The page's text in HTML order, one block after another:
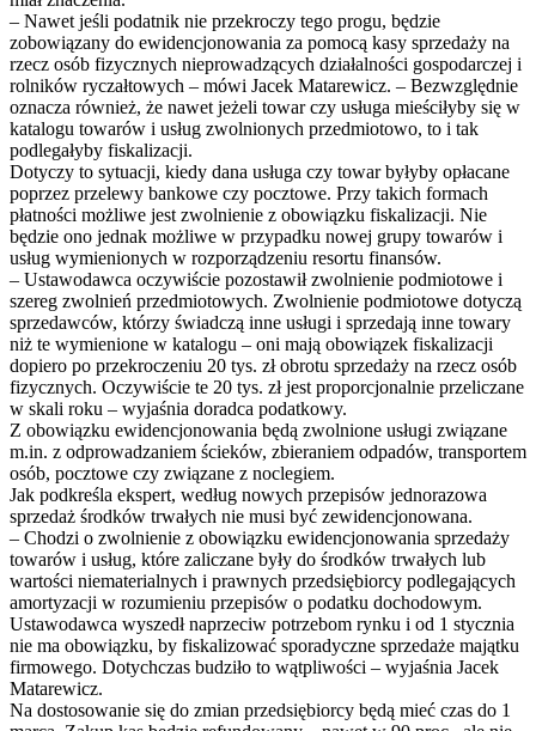
– Nawet jeśli podatnik nie przekroczy tego progu, będzie
zobowiązany do ewidencjonowania za pomocą kasy sprzedaży na
rzecz osób fizycznych nieprowadzących działalności gospodarczej i
rolników ryczałtowych – mówi Jacek Matarewicz. – Bezwzględnie
oznacza również, że nawet jeżeli towar czy usługa mieściłyby się w
katalogu towarów i usług zwolnionych przedmiotowo, to i tak
podlegałyby fiskalizacji.
Dotyczy to sytuacji, kiedy dana usługa czy towar byłyby opłacane
poprzez przelewy bankowe czy pocztowe. Przy takich formach
płatności możliwe jest zwolnienie z obowiązku fiskalizacji. Nie
będzie ono jednak możliwe w przypadku nowej grupy towarów i
usług wymienionych w rozporządzeniu resortu finansów.
– Ustawodawca oczywiście pozostawił zwolnienie podmiotowe i
szereg zwolnień przedmiotowych. Zwolnienie podmiotowe dotyczą
sprzedawców, którzy świadczą inne usługi i sprzedają inne towary
niż te wymienione w katalogu – oni mają obowiązek fiskalizacji
dopiero po przekroczeniu 20 tys. zł obrotu sprzedaży na rzecz osób
fizycznych. Oczywiście te 20 tys. zł jest proporcjonalnie przeliczane
w skali roku – wyjaśnia doradca podatkowy.
Z obowiązku ewidencjonowania będą zwolnione usługi związane
m.in. z odprowadzaniem ścieków, zbieraniem odpadów, transportem
osób, pocztowe czy związane z noclegiem.
Jak podkreśla ekspert, według nowych przepisów jednorazowa
sprzedaż środków trwałych nie musi być zewidencjonowana.
– Chodzi o zwolnienie z obowiązku ewidencjonowania sprzedaży
towarów i usług, które zaliczane były do środków trwałych lub
wartości niematerialnych i prawnych przedsiębiorcy podlegających
amortyzacji w rozumieniu przepisów o podatku dochodowym.
Ustawodawca wyszedł naprzeciw potrzebom rynku i od 1 stycznia
nie ma obowiązku, by fiskalizować sporadyczne sprzedaże majątku
firmowego. Dotychczas budziło to wątpliwości – wyjaśnia Jacek
Matarewicz.
Na dostosowanie się do zmian przedsiębiorcy będą mieć czas do 1